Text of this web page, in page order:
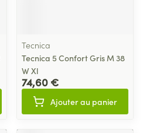
Tecnica
Tecnica 5 Confort Gris M 38
W Xl
74,60 €
Ajouter au panier